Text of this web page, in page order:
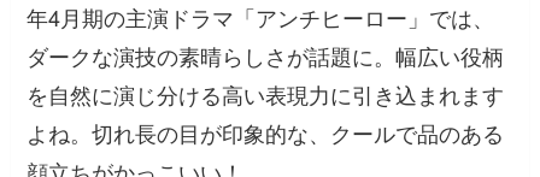
年4月期の主演ドラマ「アンチヒーロー」では、
ダークな演技の素晴らしさが話題に。幅広い役柄
を自然に演じ分ける高い表現力に引き込まれます
よね。切れ長の目が印象的な、クールで品のある